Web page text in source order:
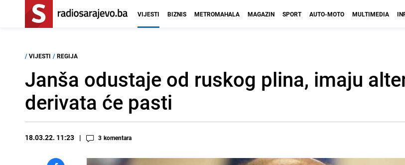
VIJESTI BIZNIS METROMAHALA MAGAZIN SPORT AUTO-MOTO MULTIMEDIA
/ VIJESTI / REGIJA
Janša odustaje od ruskog plina, imaju
derivata će pasti
18.03.22. 11:23 3 komentara